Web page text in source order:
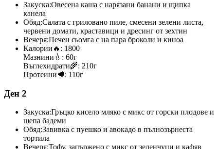
Закуска:Овесена каша с нарязани банани и щипка
канела
Обяд:Салата с гриловано пиле, смесени зелени листа,
червени домати, краставици и дресинг от зехтин
Вечеря:Печен сьомга с на пара броколи и киноа
Калории 🔥: 1800
Мазнини 💧: 60г
Въглехидрати🌾: 210г
Протеини🥩: 110г
Ден 2
Закуска:Гръцко кисело мляко с микс от горски плодове и
шепа бадеми
Обяд:Завивка с пуешко и авокадо в пълнозърнеста
тортила
Вечеря:Тофу, запържено с микс от зеленчуци и кафяв